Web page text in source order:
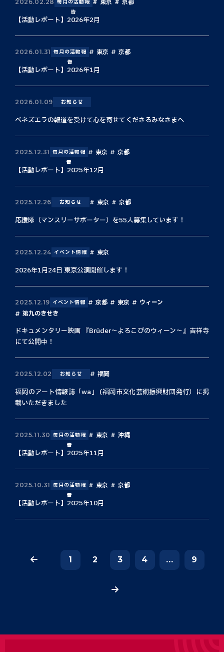
2026.02.28 毎月の活動報
告
【活動レポート】2026年2月
2026.01.31 毎月の活動報
告
東京 京都
【活動レポート】2026年1月
2026.01.09 お知らせ
ベネズエラの報道を受けて心を寄せてくださるみなさまへ
2025.12.31 毎月の活動報
告
東京 京都
【活動レポート】2025年12月
2025.12.26 お知らせ 東京 京都
応援隊（マンスリーサポーター）を55人募集しています！
2025.12.24 イベント情報 東京
2026年1月24日 東京公演開催します！
2025.12.19 イベント情報 京都 東京
ウィーン
第九のきせき
ドキュメンタリー映画 『Brüder〜よろこびのウィーン〜』吉祥寺
にて公開中！
2025.12.02 お知らせ 福岡
福岡のアート情報誌「wa」 (福岡市文化芸術振興財団発行）に掲
載いただきました
2025.11.30 毎月の活動報
告
東京 沖縄
【活動レポート】2025年11月
2025.10.31 毎月の活動報
告
東京 京都
【活動レポート】2025年10月
1 2 3 4 ... 9